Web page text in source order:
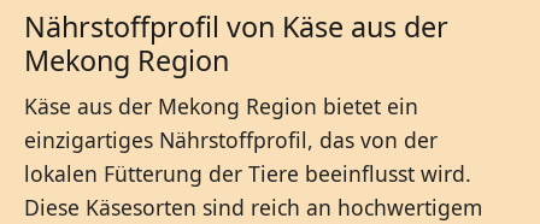
Nährstoffprofil von Käse aus der
Mekong Region
Käse aus der Mekong Region bietet ein
einzigartiges Nährstoffprofil, das von der
lokalen Fütterung der Tiere beeinflusst wird.
Diese Käsesorten sind reich an hochwertigem